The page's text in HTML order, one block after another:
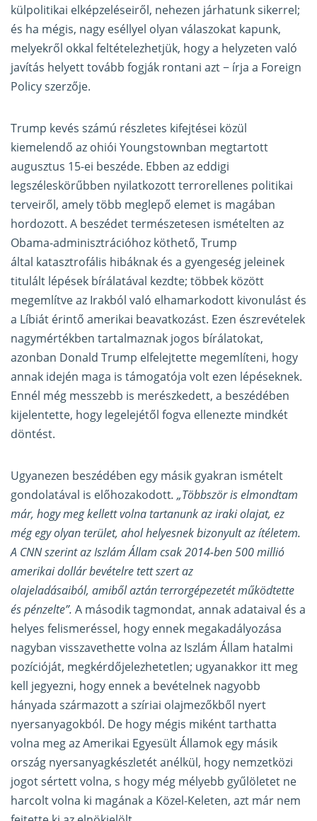
külpolitikai elképzeléseiről, nehezen járhatunk sikerrel;
és ha mégis, nagy eséllyel olyan válaszokat kapunk,
melyekről okkal feltételezhetjük, hogy a helyzeten való
javítás helyett tovább fogják rontani azt − írja a Foreign
Policy szerzője.
Trump kevés számú részletes kifejtései közül
kiemelendő az ohiói Youngstownban megtartott
augusztus 15-ei beszéde. Ebben az eddigi
legszéleskörűbben nyilatkozott terrorellenes politikai
terveiről, amely több meglepő elemet is magában
hordozott. A beszédet természetesen ismételten az
Obama-adminisztrációhoz köthető, Trump
által katasztrofális hibáknak és a gyengeség jeleinek
titulált lépések bírálatával kezdte; többek között
megemlítve az Irakból való elhamarkodott kivonulást és
a Líbiát érintő amerikai beavatkozást. Ezen észrevételek
nagymértékben tartalmaznak jogos bírálatokat,
azonban Donald Trump elfelejtette megemlíteni, hogy
annak idején maga is támogatója volt ezen lépéseknek.
Ennél még messzebb is merészkedett, a beszédében
kijelentette, hogy legelejétől fogva ellenezte mindkét
döntést.
Ugyanezen beszédében egy másik gyakran ismételt
gondolatával is előhozakodott. „Többször is elmondtam
már, hogy meg kellett volna tartanunk az iraki olajat, ez
még egy olyan terület, ahol helyesnek bizonyult az ítéletem.
A CNN szerint az Iszlám Állam csak 2014-ben 500 millió
amerikai dollár bevételre tett szert az
olajeladásaiból, amiből aztán terrorgépezetét működtette
és pénzelte”. A második tagmondat, annak adataival és a
helyes felismeréssel, hogy ennek megakadályozása
nagyban visszavethette volna az Iszlám Állam hatalmi
pozícióját, megkérdőjelezhetetlen; ugyanakkor itt meg
kell jegyezni, hogy ennek a bevételnek nagyobb
hányada származott a szíriai olajmezőkből nyert
nyersanyagokból. De hogy mégis miként tarthatta
volna meg az Amerikai Egyesült Államok egy másik
ország nyersanyagkészletét anélkül, hogy nemzetközi
jogot sértett volna, s hogy még mélyebb gyűlöletet ne
harcolt volna ki magának a Közel-Keleten, azt már nem